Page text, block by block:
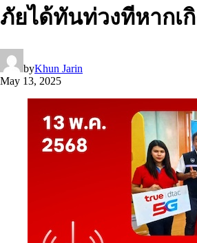
ภัยได้ทันท่วงทีหากเ
byKhun Jarin
May 13, 2025